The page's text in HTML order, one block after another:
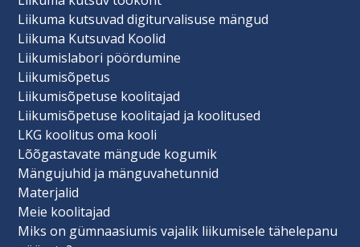
Liikuma kutsuvad digiturvalisuse mängud
Liikuma Kutsuvad Koolid
Liikumislabori pöördumine
Liikumisõpetus
Liikumisõpetuse koolitajad
Liikumisõpetuse koolitajad ja koolitused
LKG koolitus oma kooli
Lõõgastavate mängude kogumik
Mängujuhid ja mänguvahetunnid
Materjalid
Meie koolitajad
Miks on gümnaasiumis vajalik liikumisele tähelepanu